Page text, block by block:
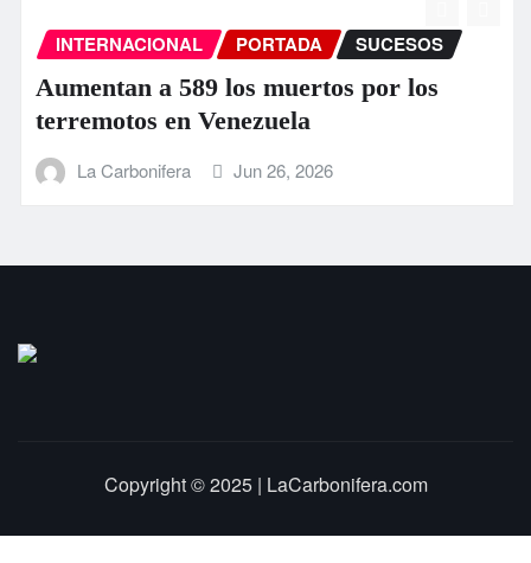
INTERNACIONAL PORTADA SUCESOS
Aumentan a 589 los muertos por los
terremotos en Venezuela
La Carbonifera Jun 26, 2026
Copyright © 2025 | LaCarbonifera.com